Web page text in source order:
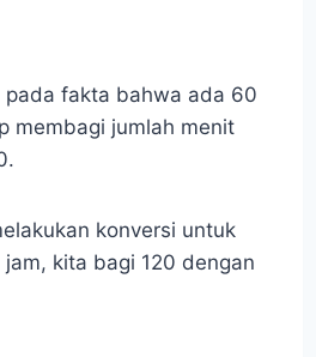
pada fakta bahwa ada 60
membagi jumlah menit
konversi untuk
kita bagi 120 dengan